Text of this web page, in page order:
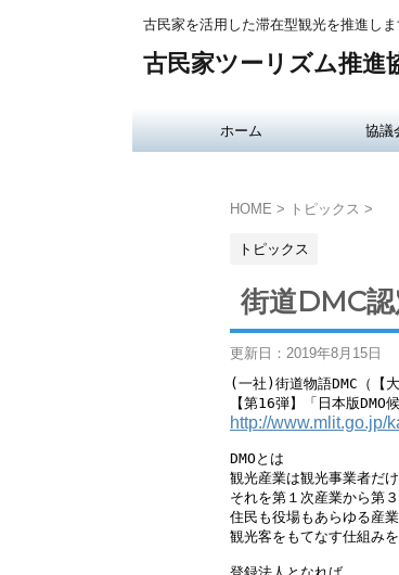
古民家を活用した滞在型観光を推進しま
古民家ツーリズム推進
ホーム 協議
HOME > トピックス >
トピックス
街道DMC
更新日： 2019年8月15日
(一社)街道物語DMC（【
http://www.mlit.go.jp/
DMOとは
観光産業は観光事業者だ
それを第１次産業から第３
住民も役場もあらゆる産
観光客をもてなす仕組み